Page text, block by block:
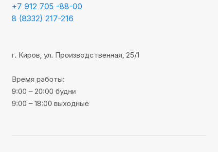
+7 912 705 -88-00
8 (8332) 217-216
г. Киров, ул. Производственная, 25/1
Время работы:
9:00 – 20:00 будни
9:00 – 18:00 выходные